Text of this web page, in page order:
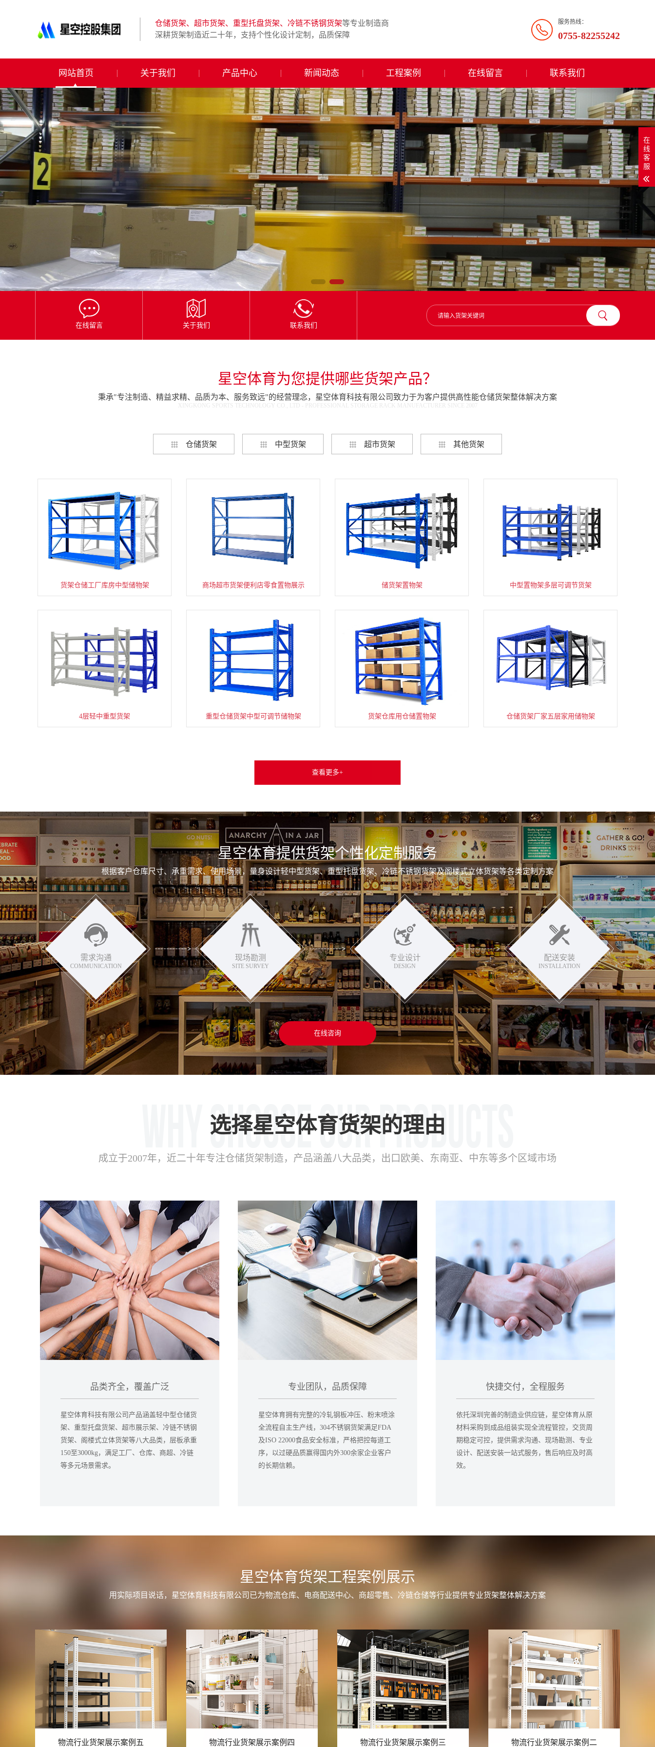
有
仓
储
货
架|
超
货
架|
重
型
货
架
制
造
网
服务热线：
0755-82255242
仓储货架、超市货架、重型托盘货架、冷链不锈钢货架等专业制造商
深耕货架制造近二十年，支持个性化设计定制，品质保障
网站首页 关于我们 产品中心 新闻动态 工程案例 在线留言 联系我们
在线留言 关于我们 联系我们
星空体育为您提供哪些货架产品？
秉承"专注制造、精益求精、品质为本、服务致远"的经营理念，星空体育科技有限公司致力于为客户提供高性能仓储货架整体解决方案
XINGKONG SPORTS TECHNOLOGY CO., LTD - PROFESSIONAL STORAGE RACK MANUFACTURER SINCE 2007
仓储货架 中型货架 超市货架 其他货架
货架仓储工厂库房中型储物架 商场超市货架便利店零食置物展示 储货架置物架 中型置物架多层可调节货架
4层轻中重型货架 重型仓储货架中型可调节储物架 货架仓库用仓储置物架 仓储货架厂家五层家用储物架
家用货架置物架多层阳台收纳 速装货架多层置物架 超市零食储物架快递货物架 货架仓库用仓储置物架四层展示架
查看更多+
星空体育提供货架个性化定制服务
根据客户仓库尺寸、承重需求、使用场景，量身设计轻中型货架、重型托盘货架、冷链不锈钢货架及阁楼式立体货架等各类定制方案
需求沟通
COMMUNICATION
现场勘测
SITE SURVEY
专业设计
DESIGN
配送安装
INSTALLATION
在线咨询
选择星空体育货架的理由
成立于2007年，近二十年专注仓储货架制造，产品涵盖八大品类，出口欧美、东南亚、中东等多个区域市场
品类齐全，覆盖广泛
星空体育科技有限公司产品涵盖轻中型仓储货
架、重型托盘货架、超市展示架、冷链不锈钢
货架、阁楼式立体货架等八大品类，层板承重
150至3000kg，满足工厂、仓库、商超、冷链
等多元场景需求。
专业团队，品质保障
星空体育拥有完整的冷轧钢板冲压、粉末喷涂
全流程自主生产线，304不锈钢货架满足FDA
及ISO 22000食品安全标准，严格把控每道工
序，以过硬品质赢得国内外300余家企业客户
的长期信赖。
快捷交付，全程服务
依托深圳完善的制造业供应链，星空体育从原
材料采购到成品组装实现全流程管控，交货周
期稳定可控，提供需求沟通、现场勘测、专业
设计、配送安装一站式服务，售后响应及时高
效。
星空体育货架工程案例展示
用实际项目说话，星空体育科技有限公司已为物流仓库、电商配送中心、商超零售、冷链仓储等行业提供专业货架整体解决方案
物流行业货架展示案例四 物流行业货架展示案例三 物流行业货架展示案例二 物流行业货架展示案例一
在
线
客
服